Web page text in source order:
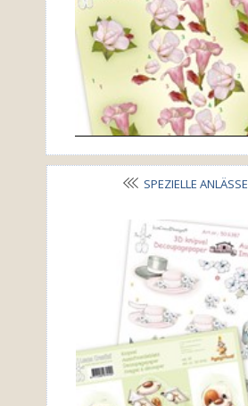
SPEZIELLE ANLÄSSE